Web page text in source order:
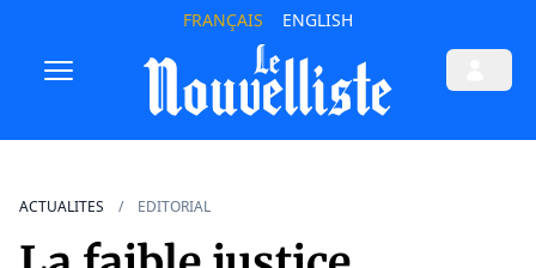
FRANÇAIS ENGLISH
ACTUALITES EDITORIAL